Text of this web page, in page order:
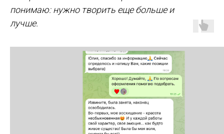
понимаю: нужно творить еще больше и
лучше.